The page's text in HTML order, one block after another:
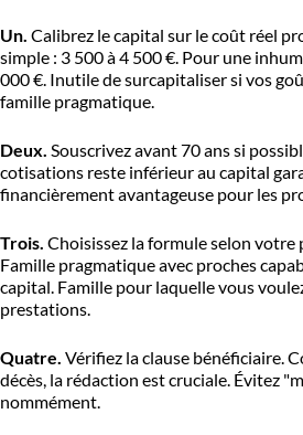
Un. Calibrez le capital sur le coût réel
simple : 3 500 à 4 500 €. Pour une
000 €. Inutile de surcapitaliser si vos
famille pragmatique.
Deux. Souscrivez avant 70 ans si
cotisations reste inférieur au capital
financièrement avantageuse pour les
Trois. Choisissez la formule selon votre
Famille pragmatique avec proches
capital. Famille pour laquelle vous
prestations.
Quatre. Vérifiez la clause bénéficiaire.
décès, la rédaction est cruciale. Évitez
nommément.